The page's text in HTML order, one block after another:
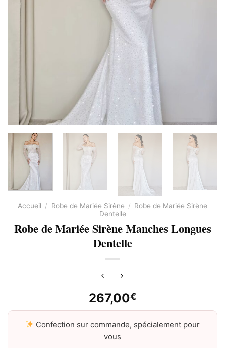
Accueil / Robe de Mariée Sirène / Robe de Mariée Sirène
Dentelle
Robe de Mariée Sirène Manches Longues
Dentelle
267,00€
Confection sur commande, spécialement pour
vous